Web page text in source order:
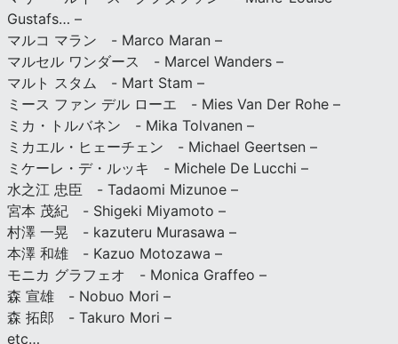
Gustafs… –
マルコ マラン - Marco Maran –
マルセル ワンダース - Marcel Wanders –
マルト スタム - Mart Stam –
ミース ファン デル ローエ - Mies Van Der Rohe –
ミカ・トルバネン - Mika Tolvanen –
ミカエル・ヒェーチェン - Michael Geertsen –
ミケーレ・デ・ルッキ - Michele De Lucchi –
水之江 忠臣 - Tadaomi Mizunoe –
宮本 茂紀 - Shigeki Miyamoto –
村澤 一晃 - kazuteru Murasawa –
本澤 和雄 - Kazuo Motozawa –
モニカ グラフェオ - Monica Graffeo –
森 宣雄 - Nobuo Mori –
森 拓郎 - Takuro Mori –
etc…